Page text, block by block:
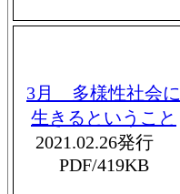
3月 多様性社会に
生きるということ
2021.02.26発行
PDF/419KB